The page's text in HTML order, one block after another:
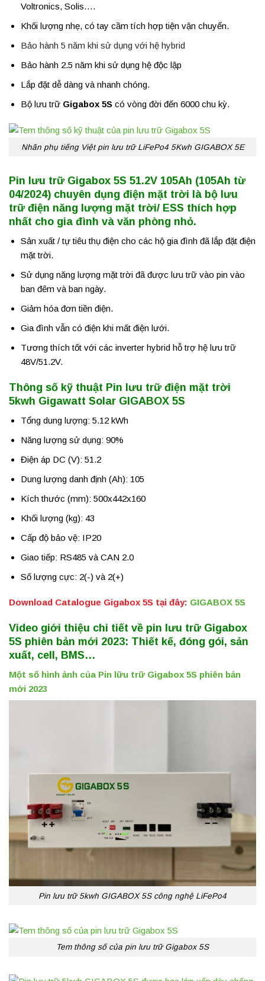
Voltronics, Solis….
Khối lượng nhẹ, có tay cầm tích hợp tiện vận chuyển.
Bảo hành 5 năm khi sử dụng với hệ hybrid
Bảo hành 2.5 năm khi sử dụng hệ độc lập
Lắp đặt dễ dàng và nhanh chóng.
Bộ lưu trữ Gigabox 5Scó vòng đời đến 6000 chu kỳ.
Nhãn phụ tiếng Việt pin lưu trữ LiFePo4 5Kwh GIGABOX 5E
Pin lưu trữ Gigabox 5S 51.2V 105Ah (105Ah từ
04/2024) chuyên dụng điện mặt trời là bộ lưu
trữ điện năng lượng mặt trời/ ESS thích hợp
nhất cho gia đình và văn phòng nhỏ.
Sản xuất / tự tiêu thụ điện cho các hộ gia đình đã lắp đặt điện
mặt trời.​
Sử dụng năng lượng mặt trời đã được lưu trữ vào pin vào
ban đêm và ban ngày.
Giảm hóa đơn tiền điện.
Gia đình vẫn có điện khi mất điện lưới.
Tương thích tốt với các inverter hybrid hỗ trợ hệ lưu trữ
48V/51.2V.
Thông số kỹ thuật Pin lưu trữ điện mặt trời
5kwh Gigawatt Solar GIGABOX 5S
Tổng dung lượng: 5.12 kWh
Năng lượng sử dụng: 90%
Điện áp DC (V): 51.2
Dung lượng danh định (Ah): 105
Kích thước (mm): 500x442x160
Khối lượng (kg): 43
Cấp độ bảo vệ: IP20
Giao tiếp: RS485 và CAN 2.0
Số lượng cực: 2(-) và 2(+)
Download Catalogue Gigabox 5S tại đây: GIGABOX 5S
Video giới thiệu chi tiết về pin lưu trữ Gigabox
5S phiên bản mới 2023: Thiết kế, đóng gói, sản
xuất, cell, BMS…
Một số hình ảnh của Pin lữu trữ Gigabox 5S phiên bản
mới 2023
Pin lưu trữ 5kwh GIGABOX 5S công nghệ LiFePo4
Tem thông số của pin lưu trữ Gigabox 5S